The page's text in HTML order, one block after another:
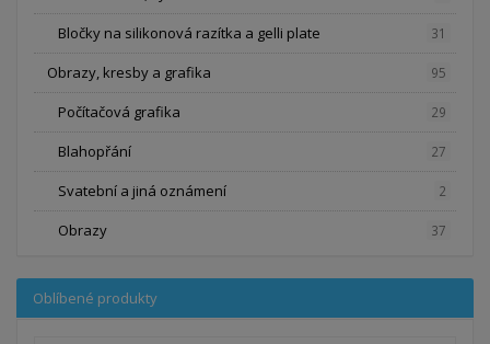
Bločky na silikonová razítka a gelli plate 31
Obrazy, kresby a grafika 95
Počítačová grafika 29
Blahopřání 27
Svatební a jiná oznámení 2
Obrazy 37
Oblíbené produkty